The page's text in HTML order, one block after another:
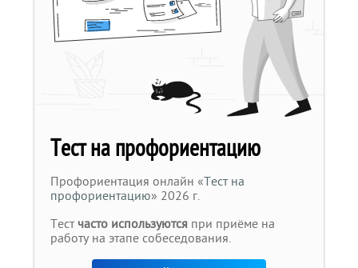
Тест на профориентацию
Профориентация онлайн «Тест на
профориентацию» 2026 г.
Тестчасто используются при приёме на
работу на этапе собеседования.